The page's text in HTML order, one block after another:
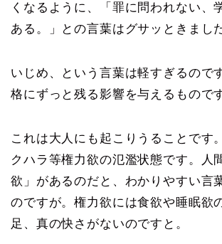
くなるように、「罪に問われない、
ある。」との言葉はグサッときまし
いじめ、という言葉は軽すぎるので
格にずっと残る影響を与えるもので
これは大人にも起こりうることです
クハラ等権力欲の氾濫状態です。人
欲」があるのだと、わかりやすい言
のですが。権力欲には食欲や睡眠欲
足、真の快さがないのですと。